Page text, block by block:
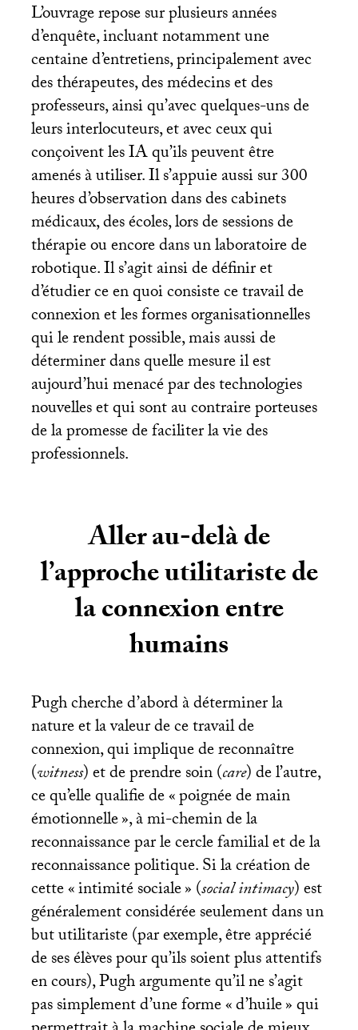
L’ouvrage repose sur plusieurs années
d’enquête, incluant notamment une
centaine d’entretiens, principalement avec
des thérapeutes, des médecins et des
professeurs, ainsi qu’avec quelques-uns de
leurs interlocuteurs, et avec ceux qui
conçoivent lesIAqu’ils peuvent être
amenés à utiliser. Il s’appuie aussi sur 300
heures d’observation dans des cabinets
médicaux, des écoles, lors de sessions de
thérapie ou encore dans un laboratoire de
robotique. Il s’agit ainsi de définir et
d’étudier ce en quoi consiste ce travail de
connexion et les formes organisationnelles
qui le rendent possible, mais aussi de
déterminer dans quelle mesure il est
aujourd’hui menacé par des technologies
nouvelles et qui sont au contraire porteuses
de la promesse de faciliter la vie des
professionnels.
Aller au-delà de
l’approche utilitariste de
la connexion entre
humains
Pugh cherche d’abord à déterminer la
nature et la valeur de ce travail de
connexion, qui implique de reconnaître
(witness) et de prendre soin (care) de l’autre,
ce qu’elle qualifie de «poignée de main
émotionnelle», à mi-chemin de la
reconnaissance par le cercle familial et de la
reconnaissance politique. Si la création de
cette «intimité sociale» (social intimacy) est
généralement considérée seulement dans un
but utilitariste (par exemple, être apprécié
de ses élèves pour qu’ils soient plus attentifs
en cours), Pugh argumente qu’il ne s’agit
pas simplement d’une forme «d’huile» qui